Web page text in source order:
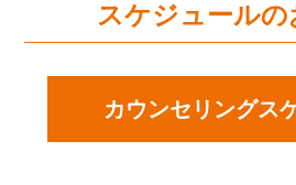
スケジュールの
カウンセリングス